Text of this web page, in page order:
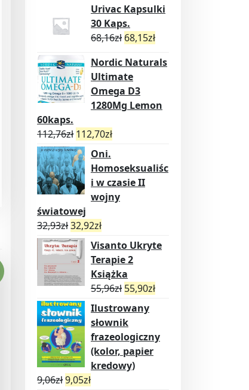
Urivac Kapsulki
30 Kaps.
68,16zł 68,15zł
Nordic Naturals
Ultimate
Omega D3
1280Mg Lemon
60kaps.
112,76zł 112,70zł
Oni.
Homoseksualiśc
i w czasie II
wojny
światowej
32,93zł32,92zł
Visanto Ukryte
Terapie 2
Książka
55,96zł 55,90zł
Ilustrowany
słownik
frazeologiczny
(kolor, papier
kredowy)
9,06zł9,05zł